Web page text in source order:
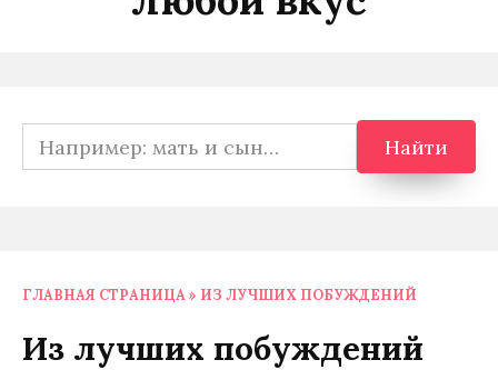
Search
for:
Найти
ГЛАВНАЯ СТРАНИЦА » ИЗ ЛУЧШИХ ПОБУЖДЕНИЙ
Из лучших побуждений